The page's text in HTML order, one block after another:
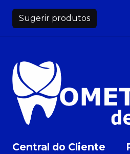
Sugerir produtos
Central do Cliente